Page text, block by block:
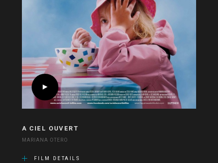
A CIEL OUVERT
MARIANA OTERO
FILM DETAILS